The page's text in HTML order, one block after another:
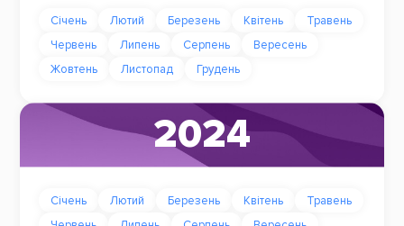
Січень Лютий Березень Квітень
Травень
Червень
Липень Серпень
Вересень
Жовтень
Листопад Грудень
2024
Січень Лютий Березень Квітень
Травень